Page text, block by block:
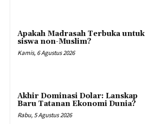
Apakah Madrasah Terbuka untuk
siswa non-Muslim?
Kamis, 6 Agustus 2026
Akhir Dominasi Dolar: Lanskap
Baru Tatanan Ekonomi Dunia?
Rabu, 5 Agustus 2026